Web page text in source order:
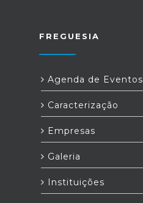
FREGUESIA
Agenda de Eventos
Caracterização
Empresas
Galeria
Instituições